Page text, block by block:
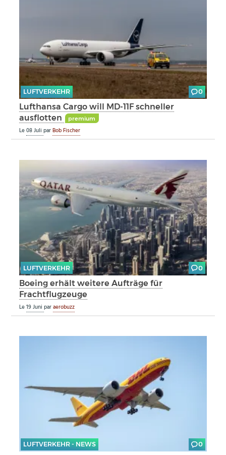
LUFTVERKEHR 0
Lufthansa Cargo will MD-11F schneller
ausflotten
premium
Le08 JuliparBob Fischer
LUFTVERKEHR 0
Boeing erhält weitere Aufträge für
Frachtflugzeuge
Le19 Juniparaerobuzz
LUFTVERKEHR - NEWS 0